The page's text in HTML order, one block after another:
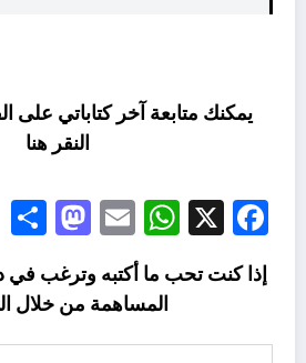
يمكنك متابعة آخر كتاباتي على
النقر هنا
Facebook
X
Email
إذا كنت تحب ما أكتبه وترغب
المساهمة من خلال